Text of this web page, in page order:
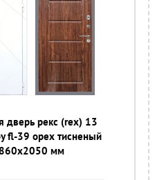
дверь рекс (rex) 13
fl-39 орех тисненый
860х2050 мм